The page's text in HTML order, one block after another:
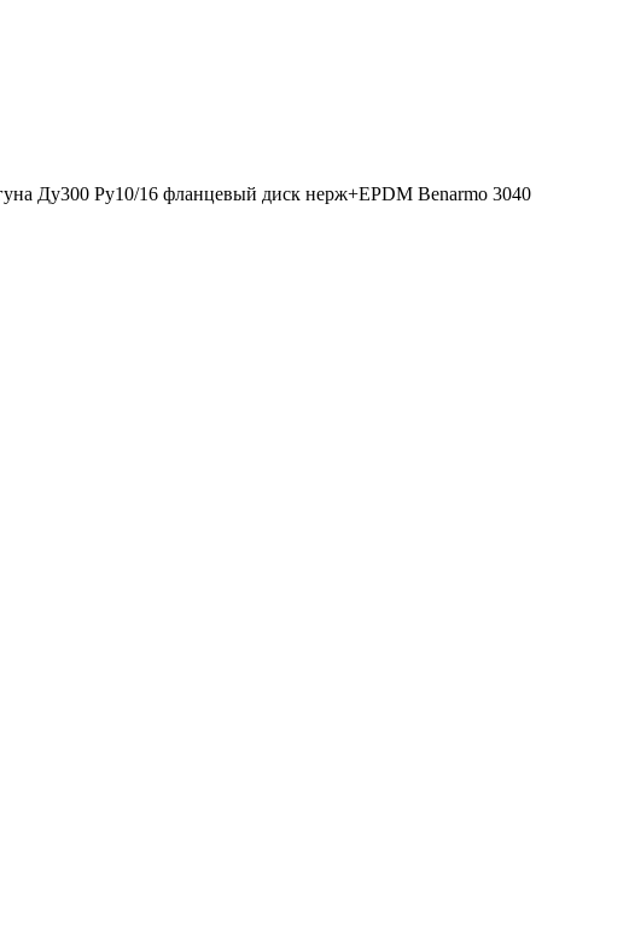
Ду300 Ру10/16 фланцевый диск нерж+EPDM Benarmo 3040